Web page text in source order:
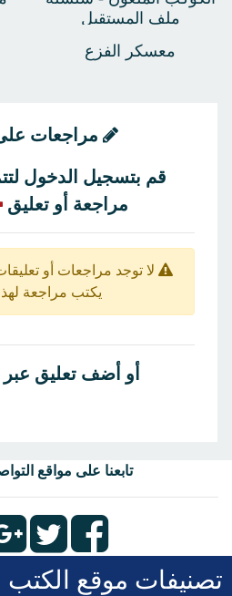
ملف المستقبل
معسكر الفزع
مراجعات
قم بتسجيل الدخول
مراجعة أو تعليق
لا توجد مراجعات أو
يكتب مراجعة
أو أضف تعليق
تابعنا على مواقع
تصنيفات موقع الكتب